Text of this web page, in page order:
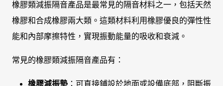
橡膠類減振隔音產品是最常見的隔音材料之一，包括天然
橡膠和合成橡膠兩大類。這類材料利用橡膠優良的彈性性
能和內部摩擦特性，實現振動能量的吸收和衰減。
常見的橡膠類減振隔音產品有：
橡膠減振墊：可直接鋪設於地面或設備底部，阻斷振